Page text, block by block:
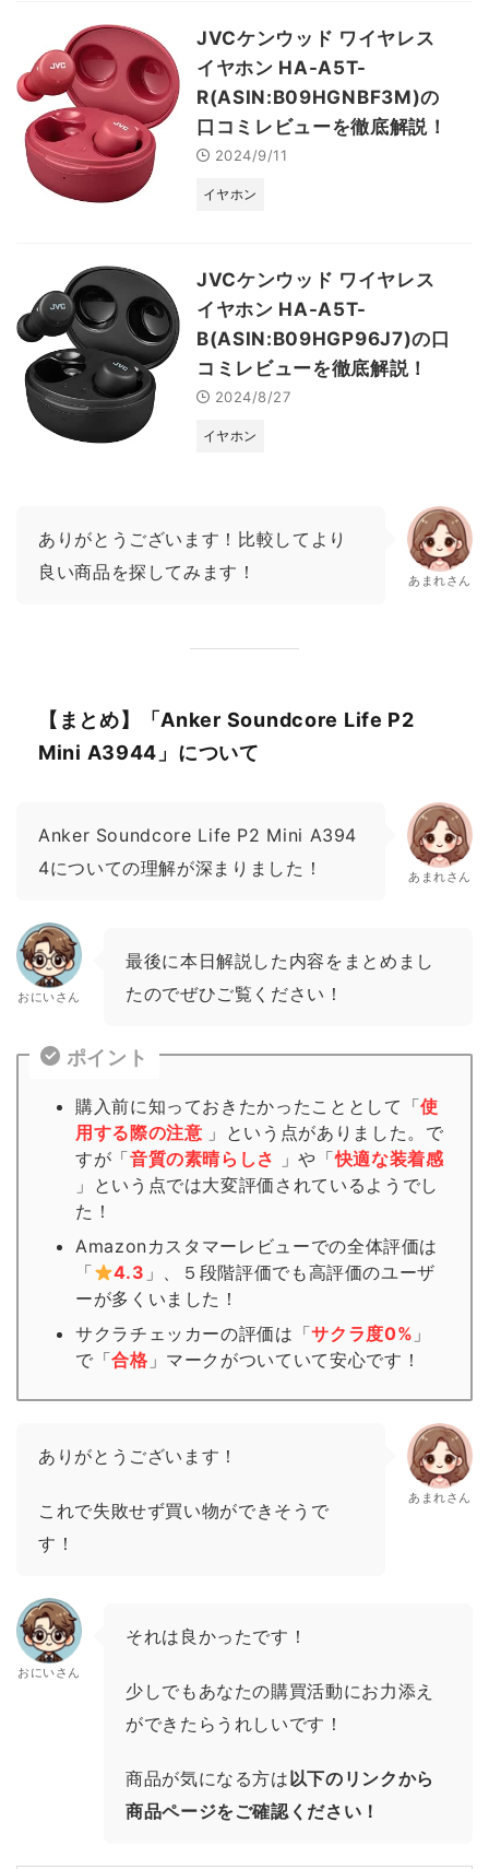
JVCケンウッド ワイヤレス
イヤホン HA-A5T-
R(ASIN:B09HGNBF3M)の
口コミレビューを徹底解説！
2024/9/11
イヤホン
JVCケンウッド ワイヤレス
イヤホン HA-A5T-
B(ASIN:B09HGP96J7)の口
コミレビューを徹底解説！
2024/8/27
イヤホン
ありがとうございます！比較してより
良い商品を探してみます！
あまれさん
【まとめ】「Anker Soundcore Life P2
Mini A3944」について
Anker Soundcore Life P2 Mini A394
4についての理解が深まりました！
あまれさん
おにいさん
最後に本日解説した内容をまとめまし
たのでぜひご覧ください！
ポイント
購入前に知っておきたかったこととして「使
用する際の注意 」という点がありました。で
すが「音質の素晴らしさ 」や「快適な装着感
」という点では大変評価されているようでし
た！
Amazonカスタマーレビューでの全体評価は
「
4.3 」、５段階評価でも高評価のユーザ
ーが多くいました！
サクラチェッカーの評価は「サクラ度0% 」
で「合格 」 マーク がついていて安心です！
ありがとうございます！
これで失敗せず買い物ができそうで
す！
あまれさん
おにいさん
それは良かったです！
少しでもあなたの購買活動にお力添え
ができたらうれしいです！
商品が気になる方は以下のリンクから
商品ページをご確認ください！